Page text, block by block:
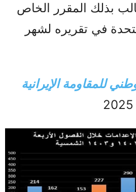
بذلك المقرر الخاص
في تقريره لشهر
للمقاومة الإيرانية